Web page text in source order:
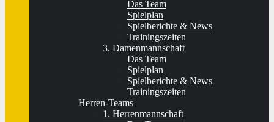
Das Team
Spielplan
Spielberichte & News
Trainingszeiten
3. Damenmannschaft
Das Team
Spielplan
Spielberichte & News
Trainingszeiten
Herren-Teams
1. Herrenmannschaft